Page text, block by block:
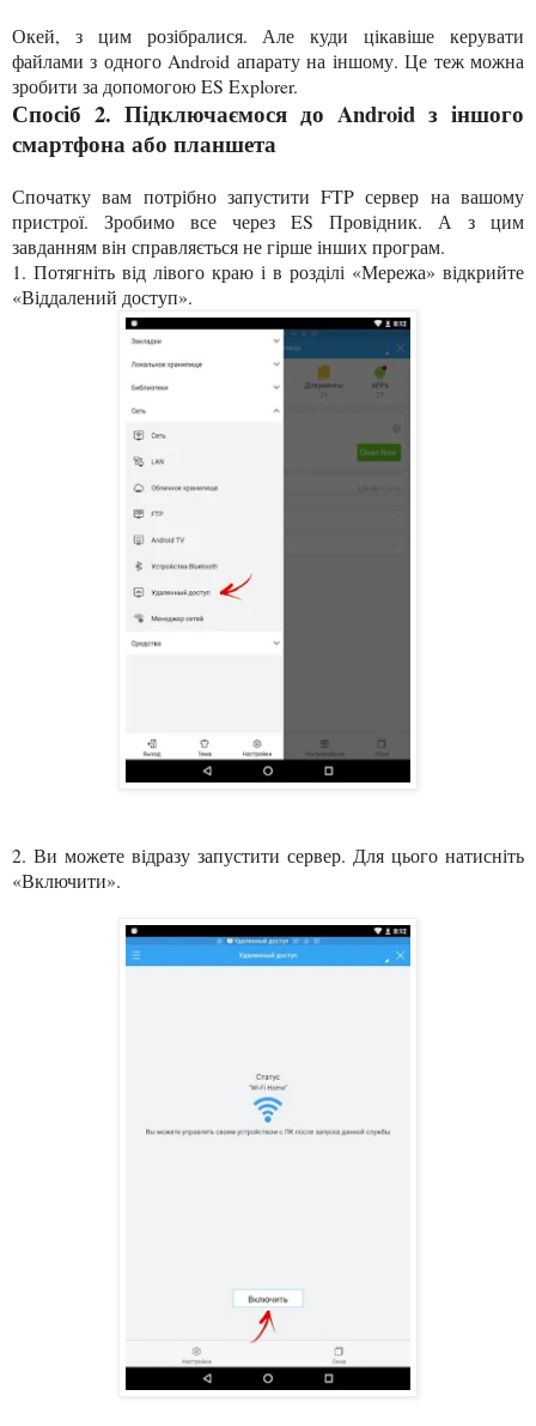
Окей, з цим розібралися. Але куди цікавіше керувати
файлами з одного Android апарату на іншому. Це теж можна
зробити за допомогою ES Explorer.
Спосіб 2. Підключаємося до Android з іншого
смартфона або планшета
Спочатку вам потрібно запустити FTP сервер на вашому
пристрої. Зробимо все через ES Провідник. А з цим
завданням він справляється не гіршеінших програм.
1. Потягніть від лівого краю і в розділі «Мережа» відкрийте
«Віддалений доступ».
2. Ви можете відразу запустити сервер. Для цього натисніть
«Включити».